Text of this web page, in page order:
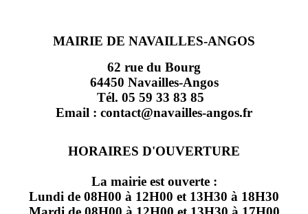
MAIRIE DE NAVAILLES-ANGOS
62 rue du Bourg
64450 Navailles-Angos
Tél. 05 59 33 83 85
Email : contact@navailles-angos.fr
HORAIRES D'OUVERTURE
La mairie est ouverte :
Lundi de 08H00 à 12H00 et 13H30 à 18H30